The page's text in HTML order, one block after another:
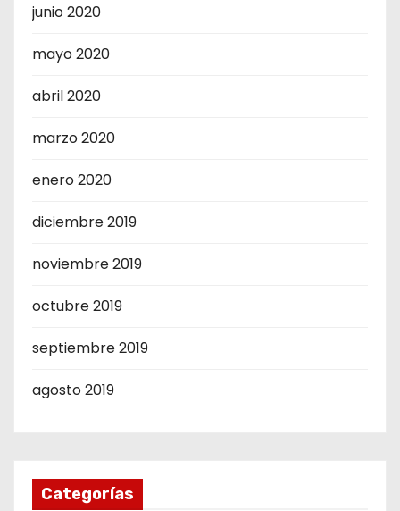
junio 2020
mayo 2020
abril 2020
marzo 2020
enero 2020
diciembre 2019
noviembre 2019
octubre 2019
septiembre 2019
agosto 2019
Categorías